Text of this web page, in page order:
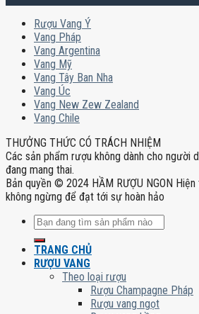
Rượu Vang Ý
Vang Pháp
Vang Argentina
Vang Mỹ
Vang Tây Ban Nha
Vang Úc
Vang New Zew Zealand
Vang Chile
THƯỞNG THỨC CÓ TRÁCH NHIỆM
Các sản phẩm rượu không dành cho người
đang mang thai.
Bản quyền © 2024 HẦM RƯỢU NGON
không ngừng để đạt tới sự hoàn hảo
Tìm
kiếm:
TRANG CHỦ
RƯỢU VANG
Theo loại rượu
Rượu Champagne Pháp
Rượu vang ngọt